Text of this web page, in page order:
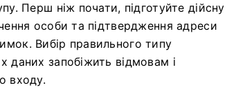
Перш ніж почати, підготуйте дійсну
особи та підтвердження адреси
Вибір правильного типу
даних запобіжить відмовам і
входу.